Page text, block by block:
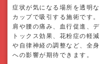
症状が気になる場所を透明な
カップで吸引する施術です。
肩や腰の痛み、血行促進、デ
トックス効果、花粉症の軽減
や自律神経の調整など、全身
への影響が期待できます。